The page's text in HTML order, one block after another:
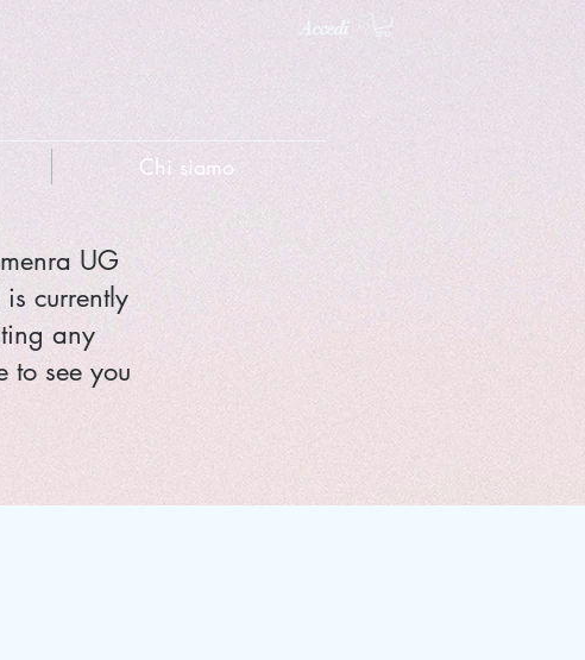
Accedi
Chi siamo
UG
currently
any
to see you